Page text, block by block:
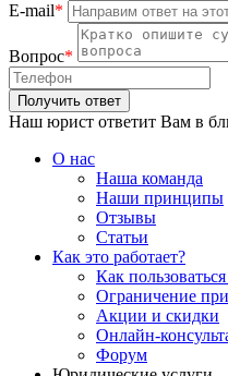
E-mail*
Вопрос*
Наш юрист ответит Вам в
О нас
Наша команда
Наши принципы
Отзывы
Статьи
Как это работает?
Как
Ограничение
Акции и скидки
Онлайн-
Форум